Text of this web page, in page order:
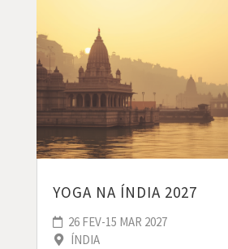
YOGA NA ÍNDIA 2027
26 FEV-15 MAR 2027
ÍNDIA